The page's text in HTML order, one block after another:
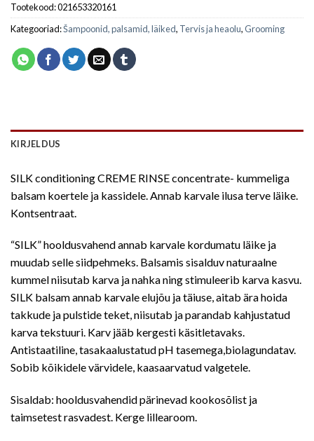
Tootekood:021653320161
Kategooriad:Šampoonid, palsamid, läiked, Tervis ja heaolu,Grooming
KIRJELDUS
SILK conditioning CREME RINSE concentrate- kummeliga
balsam koertele ja kassidele. Annab karvale ilusa terve läike.
Kontsentraat.
“SILK” hooldusvahend annab karvale kordumatu läike ja
muudab selle siidpehmeks. Balsamis sisalduv naturaalne
kummel niisutab karva ja nahka ning stimuleerib karva kasvu.
SILK balsam annab karvale elujõu ja täiuse, aitab ära hoida
takkude ja pulstide teket, niisutab ja parandab kahjustatud
karva tekstuuri. Karv jääb kergesti käsitletavaks.
Antistaatiline, tasakaalustatud pH tasemega,biolagundatav.
Sobib kõikidele värvidele, kaasaarvatud valgetele.
Sisaldab: hooldusvahendid pärinevad kookosõlist ja
taimsetest rasvadest. Kerge lillearoom.